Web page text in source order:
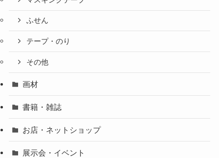
ふせん
テープ・のり
その他
画材
書籍・雑誌
お店・ネットショップ
展示会・イベント